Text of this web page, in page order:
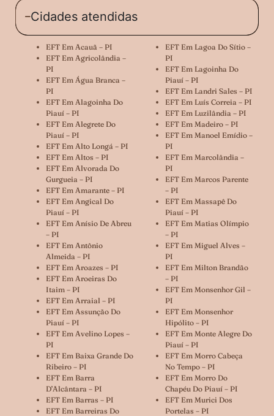
Cidades atendidas
EFT Em Acauã – PI
EFT Em Agricolândia –
PI
EFT Em Água Branca –
PI
EFT Em Alagoinha Do
Piauí – PI
EFT Em Alegrete Do
Piauí – PI
EFT Em Alto Longá – PI
EFT Em Altos – PI
EFT Em Alvorada Do
Gurgueia – PI
EFT Em Amarante – PI
EFT Em Angical Do
Piauí – PI
EFT Em Anísio De Abreu
– PI
EFT Em Antônio
Almeida – PI
EFT Em Aroazes – PI
EFT Em Aroeiras Do
Itaim – PI
EFT Em Arraial – PI
EFT Em Assunção Do
Piauí – PI
EFT Em Avelino Lopes –
PI
EFT Em Baixa Grande Do
Ribeiro – PI
EFT Em Barra
D’Alcântara – PI
EFT Em Barras – PI
EFT Em Barreiras Do
EFT Em Lagoa Do Sítio –
PI
EFT Em Lagoinha Do
Piauí – PI
EFT Em Landri Sales – PI
EFT Em Luís Correia – PI
EFT Em Luzilândia – PI
EFT Em Madeiro – PI
EFT Em Manoel Emídio –
PI
EFT Em Marcolândia –
PI
EFT Em Marcos Parente
– PI
EFT Em Massapê Do
Piauí – PI
EFT Em Matias Olímpio
– PI
EFT Em Miguel Alves –
PI
EFT Em Milton Brandão
– PI
EFT Em Monsenhor Gil –
PI
EFT Em Monsenhor
Hipólito – PI
EFT Em Monte Alegre Do
Piauí – PI
EFT Em Morro Cabeça
No Tempo – PI
EFT Em Morro Do
Chapéu Do Piauí – PI
EFT Em Murici Dos
Portelas – PI